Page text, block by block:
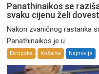
Panathinaikos se
svaku cijenu želi
Nakon zvaničnog rastanka
Panathinaikos je u...
Evropska Košarka Najnovije